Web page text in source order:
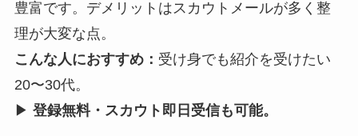
豊富です。デメリットはスカウトメールが多く整
理が大変な点。
こんな人におすすめ： 受け身でも紹介を受けたい
20〜30代。
▶ 登録無料・スカウト即日受信も可能。